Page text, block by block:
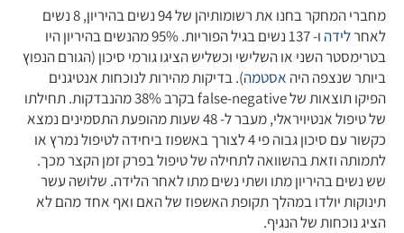
מחברי המחקר בחנו את רשומותיהן של 94 נשים בהיריון, 8 נשים
לאחרלידה
ו- 137 נשים בגיל הפוריות. 95% מהנשים בהיריון היו
בטרימסטר השני או השלישי וכשליש הציגו גורמי סיכון (הגורם הנפוץ
ביותר שנצפה היה אסטמה). בדיקות מהירות לנוכחות אנטיגנים
הפיקו תוצאות של false-negative בקרב 38% מהנבדקות. תחילתו
של טיפול אנטיויראלי, מעבר ל- 48 שעות מהופעת התסמינים נמצא
כקשור עם סיכון גבוה פי 4 לצורך באשפוז ביחידה לטיפול נמרץ או
לתמותה וזאת בהשוואה לתחילה של טיפול בפרק זמן הקצר מכך.
שש נשים בהיריון מתו ושתי נשים מתו לאחר הלידה. שלושה עשר
תינוקות יולדו במהלך תקופת האשפוז של האם ואף אחד מהם לא
הציג נוכחות של הנגיף.